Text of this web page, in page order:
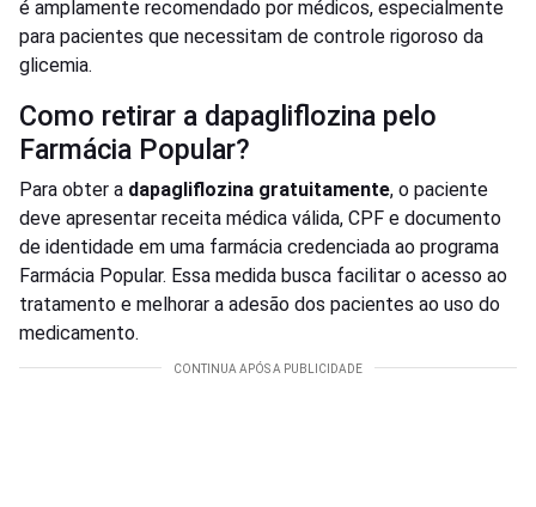
é amplamente recomendado por médicos, especialmente
para pacientes que necessitam de controle rigoroso da
glicemia.
Como retirar a dapagliflozina pelo
Farmácia Popular?
Para obter a dapagliflozina gratuitamente, o paciente
deve apresentar receita médica válida, CPF e documento
de identidade em uma farmácia credenciada ao programa
Farmácia Popular. Essa medida busca facilitar o acesso ao
tratamento e melhorar a adesão dos pacientes ao uso do
medicamento.